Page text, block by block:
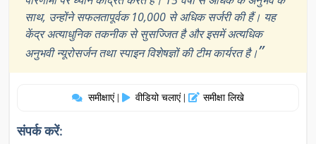
साथ, उन्होंने सफलतापूर्वक 10,000 से अधिक सर्जरी की हैं। यह
केंद्र अत्याधुनिक तकनीक से सुसज्जित है और इसमें अत्यधिक
अनुभवी न्यूरोसर्जन तथा स्पाइन विशेषज्ञों की टीम कार्यरत है।”
समीक्षाएं | वीडियो चलाएं | समीक्षा लिखे
संपर्क करें: